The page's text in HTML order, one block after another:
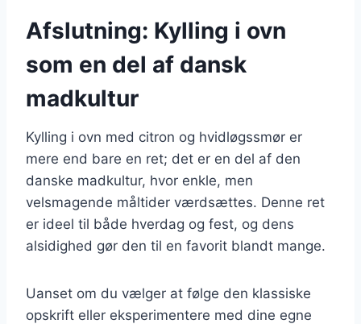
Afslutning: Kylling i ovn
som en del af dansk
madkultur
Kylling i ovn med citron og hvidløgssmør er
mere end bare en ret; det er en del af den
danske madkultur, hvor enkle, men
velsmagende måltider værdsættes. Denne ret
er ideel til både hverdag og fest, og dens
alsidighed gør den til en favorit blandt mange.
Uanset om du vælger at følge den klassiske
opskrift eller eksperimentere med dine egne